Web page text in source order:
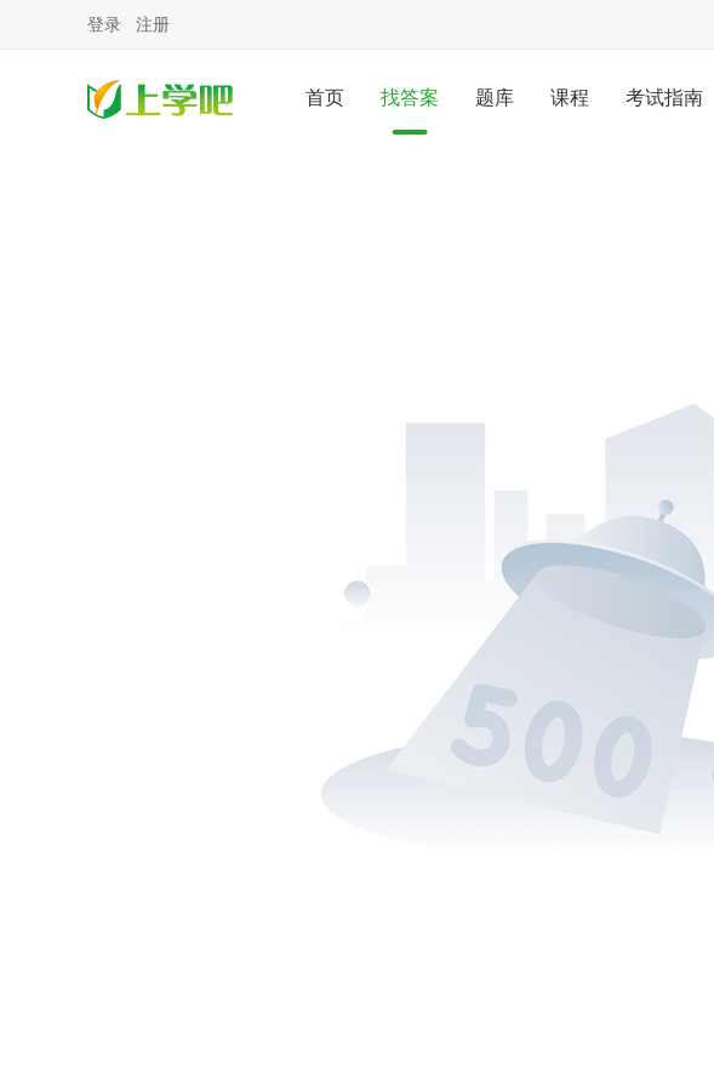
登录 注册
首页 找答案 题库 课程 考试指南